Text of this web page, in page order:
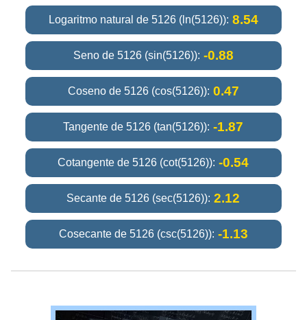
Logaritmo natural de 5126 (ln(5126)): 8.54
Seno de 5126 (sin(5126)): -0.88
Coseno de 5126 (cos(5126)): 0.47
Tangente de 5126 (tan(5126)): -1.87
Cotangente de 5126 (cot(5126)): -0.54
Secante de 5126 (sec(5126)): 2.12
Cosecante de 5126 (csc(5126)): -1.13